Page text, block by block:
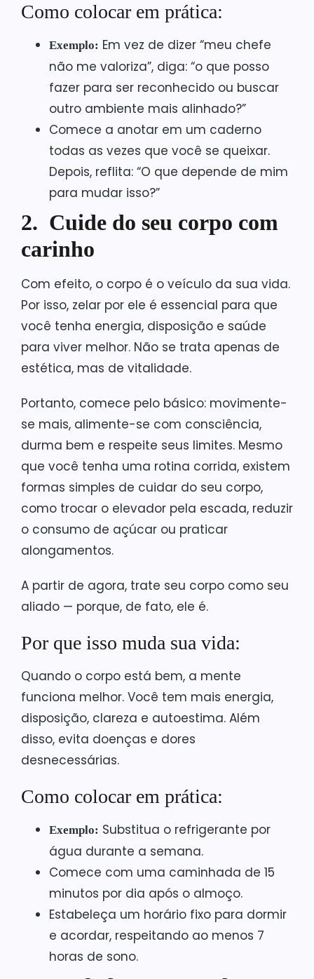
Como colocar em prática:
Exemplo: Em vez de dizer “meu chefe
não me valoriza”, diga: “o que posso
fazer para ser reconhecido ou buscar
outro ambiente mais alinhado?”
Comece a anotar em um caderno
todas as vezes que você se queixar.
Depois, reflita: “O que depende de mim
para mudar isso?”
2. Cuide do seu corpo com
carinho
Com efeito, o corpo é o veículo da sua vida.
Por isso, zelar por ele é essencial para que
você tenha energia, disposição e saúde
para viver melhor. Não se trata apenas de
estética, mas de vitalidade.
Portanto, comece pelo básico: movimente-
se mais, alimente-se com consciência,
durma bem e respeite seus limites. Mesmo
que você tenha uma rotina corrida, existem
formas simples de cuidar do seu corpo,
como trocar o elevador pela escada, reduzir
o consumo de açúcar ou praticar
alongamentos.
A partir de agora, trate seu corpo como seu
aliado — porque, de fato, ele é.
Por que isso muda sua vida:
Quando o corpo está bem, a mente
funciona melhor. Você tem mais energia,
disposição, clareza e autoestima. Além
disso, evita doenças e dores
desnecessárias.
Como colocar em prática:
Exemplo: Substitua o refrigerante por
água durante a semana.
Comece com uma caminhada de 15
minutos por dia após o almoço.
Estabeleça um horário fixo para dormir
e acordar, respeitando ao menos 7
horas de sono.